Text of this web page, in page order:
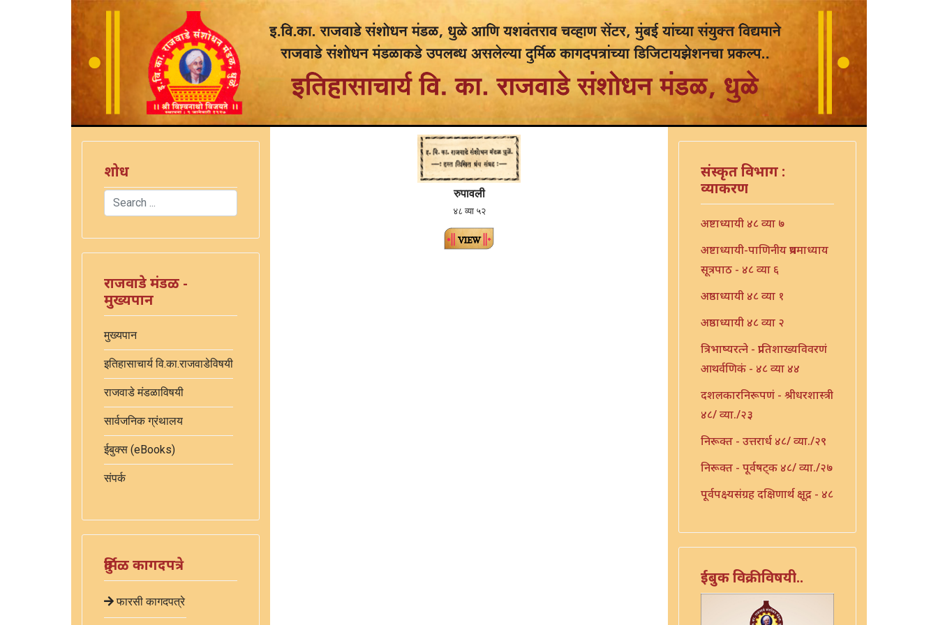
शोध
Search
राजवाडे मंडळ -
मुख्यपान
मुख्यपान
इतिहासाचार्य वि.का.राजवाडेविषयी
राजवाडे मंडळाविषयी
सार्वजनिक ग्रंथालय
ईबुक्स (eBooks)
संपर्क
दुर्मिळ कागदपत्रे
फारसी कागदपत्रे
रुपावली
४८ व्या ५२
संस्कृत विभाग :
व्याकरण
अष्टाध्यायी ४८ व्या ७
अष्टाध्यायी-पाणिनीय प्रथमाध्याय
सूत्रपाठ - ४८ व्या ६
अष्ठाध्यायी ४८ व्या १
अष्ठाध्यायी ४८ व्या २
त्रिभाष्यरत्ने - प्रातिशाख्यविवरणं
आथर्वणिकं - ४८ व्या ४४
दशलकारनिरूपणं - श्रीधरशास्त्री
४८/ व्या./२३
निरूक्त - उत्तरार्ध ४८/ व्या./२९
निरूक्त - पूर्वषट्क ४८/ व्या./२७
पूर्वपक्ष्यसंग्रह दक्षिणार्थ क्षूद्र - ४८
प्रातिशाख्य - ४८ व्या ४२
प्रातिशाख्य भाष्यं - ४८ व्या ४३
प्रातिशाख्यं - पंचाष्टक ४८ व्या ४५
ईबुक विक्रीविषयी..